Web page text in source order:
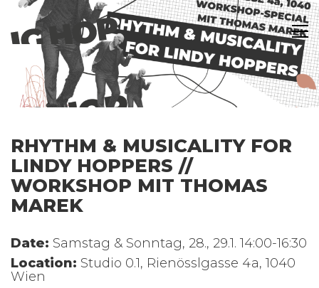
RHYTHM & MUSICALITY FOR
LINDY HOPPERS //
WORKSHOP MIT THOMAS
MAREK
Date: Samstag & Sonntag, 28., 29.1. 14:00-16:30
Location: Studio 0.1, Rienösslgasse 4a, 1040
Wien